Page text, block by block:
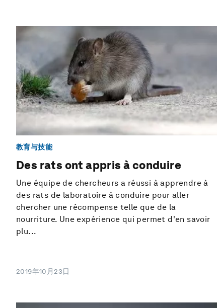
教育与技能
Des rats ont appris à conduire
Une équipe de chercheurs a réussi à apprendre à
des rats de laboratoire à conduire pour aller
chercher une récompense telle que de la
nourriture. Une expérience qui permet d'en savoir
plu...
2019年10月23日